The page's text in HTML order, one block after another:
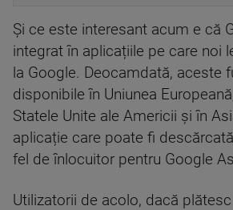
Și ce este interesant acum e că
integrat în aplicațiile pe care noi
la Google. Deocamdată, aceste
disponibile în Uniunea
Statele Unite ale Americii și în
aplicație care poate fi
fel de înlocuitor pentru Google
Utilizatorii de acolo, dacă